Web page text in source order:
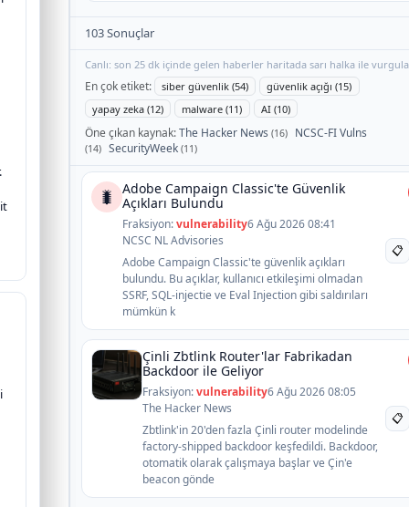
103 Sonuçlar
Canlı: son 25 dk içinde gelen haberler haritada sarı halka ile
En çok etiket: siber güvenlik (54)
güvenlik açığı (15)
yapay zeka (12)
malware (11) AI (10)
Öne çıkan kaynak:The Hacker News (16) NCSC-FI Vulns
(14) SecurityWeek (11)
🐛
Adobe Campaign Classic'te Güvenlik
Açıkları Bulundu
Fraksiyon:vulnerability6 Ağu 2026 08:41
NCSC NL Advisories
Adobe Campaign Classic'te güvenlik açıkları
bulundu. Bu açıklar, kullanıcı etkileşimi olmadan
SSRF, SQL-injectie ve Eval Injection gibi saldırıları
mümkün k
📋
Çinli Zbtlink Router'lar Fabrikadan
Backdoor ile Geliyor
Fraksiyon:vulnerability6 Ağu 2026 08:05
The Hacker News
Zbtlink'in 20'den fazla Çinli router modelinde
factory-shipped backdoor keşfedildi. Backdoor,
otomatik olarak çalışmaya başlar ve Çin'e
beacon gönde
📋